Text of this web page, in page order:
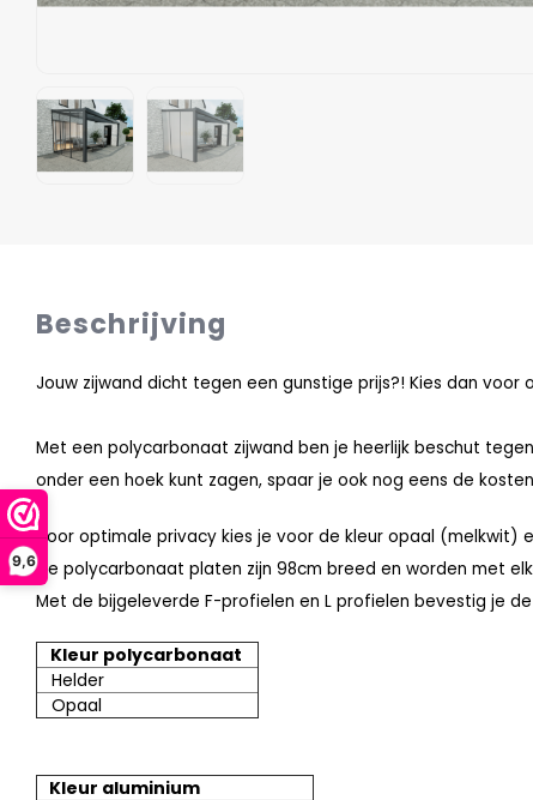
9,6
Beschrijving
Jouw zijwand dicht tegen een gunstige prijs?! Kies dan voor
Met een polycarbonaat zijwand ben je heerlijk beschut
onder een hoek kunt zagen, spaar je ook nog eens de
Voor optimale privacy kies je voor de kleur opaal (melkwit)
De polycarbonaat platen zijn 98cm breed en worden met
Met de bijgeleverde F-profielen en L profielen bevestig je
Kleur polycarbonaat
Helder
Opaal
Kleur aluminium